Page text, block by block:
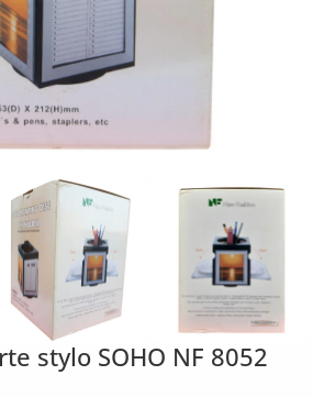
stylo SOHO NF 8052